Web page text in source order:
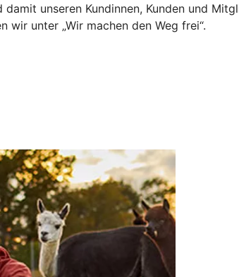
unseren Kundinnen, Kunden und
wir unter „Wir machen den Weg frei“.